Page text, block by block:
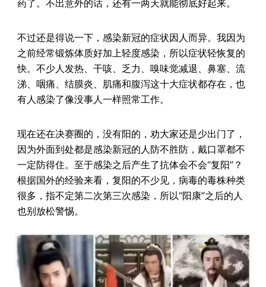
药了。不出意外的话，还有一两天就能彻底好起来。
不过还是得说一下，感染新冠的症状因人而异。我因为
之前经常锻炼体质好加上轻度感染，所以症状轻恢复的
快。不少人发热、干咳、乏力、嗅味觉减退、鼻塞、流
涕、咽痛、结膜炎、肌痛和腹泻这十大症状都存在，也
有人感染了像没事人一样照常工作。
现在还在决赛圈的，没有阳的，劝大家还是少出门了，
因为外面到处都是感染新冠的人防不胜防，戴口罩都不
一定防得住。至于感染之后产生了抗体会不会“复阳”？
根据国外的经验来看，复阳的不少见，病毒的毒株种类
很多，指不定第二次第三次感染，所以“阳康”之后的人
也别放松警惕。